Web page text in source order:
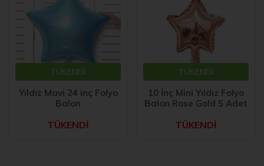
TÜKENDİ
Yıldız Mavi 24 inç Folyo
Balon
TÜKENDİ
TÜKENDİ
10 İnç Mini Yıldız Folyo
Balon Rose Gold 5 Adet
TÜKENDİ